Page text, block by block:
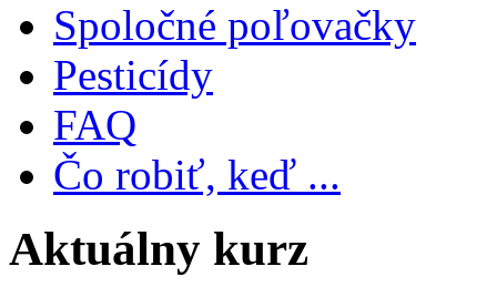
Spoločné poľovačky
Pesticídy
FAQ
Čo robiť, keď ...
Aktuálny kurz